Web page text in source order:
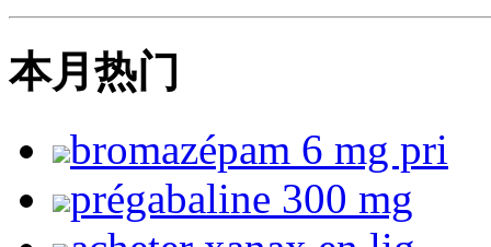
本月热门
bromazépam 6 mg pri
prégabaline 300 mg